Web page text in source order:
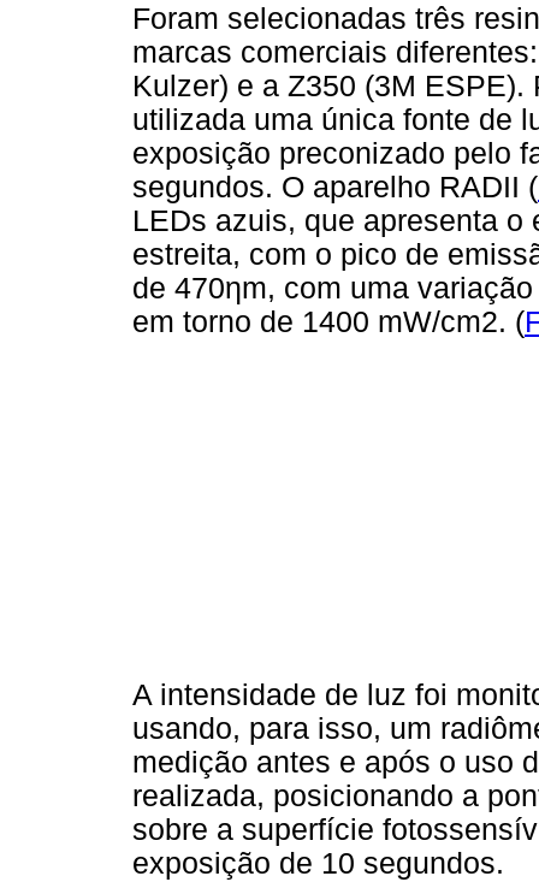
Foram selecionadas três
marcas comerciais
Kulzer) e a Z350 (3M
utilizada uma única fonte de
exposição preconizado pelo
segundos. O aparelho RADII (
LEDs azuis, que apresenta
estreita, com o pico de
de 470ηm, com uma
em torno de 1400 mW/cm2. (
A intensidade de luz foi
usando, para isso, um
medição antes e após o uso
realizada, posicionando a
sobre a superfície
exposição de 10 segundos.